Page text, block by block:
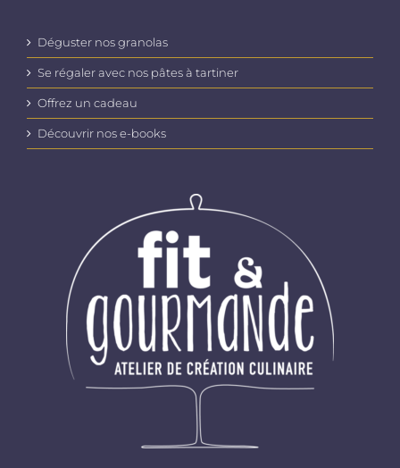
Déguster nos granolas
Se régaler avec nos pâtes à tartiner
Offrez un cadeau
Découvrir nos e-books